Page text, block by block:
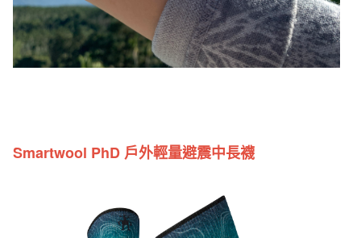
Smartwool PhD 戶外輕量避震中長襪